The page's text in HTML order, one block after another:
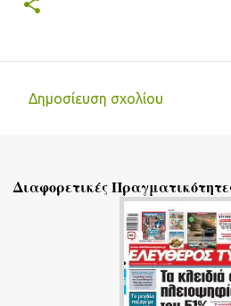
λ
Δημοσίευση σχολίου
Διαφορετικές